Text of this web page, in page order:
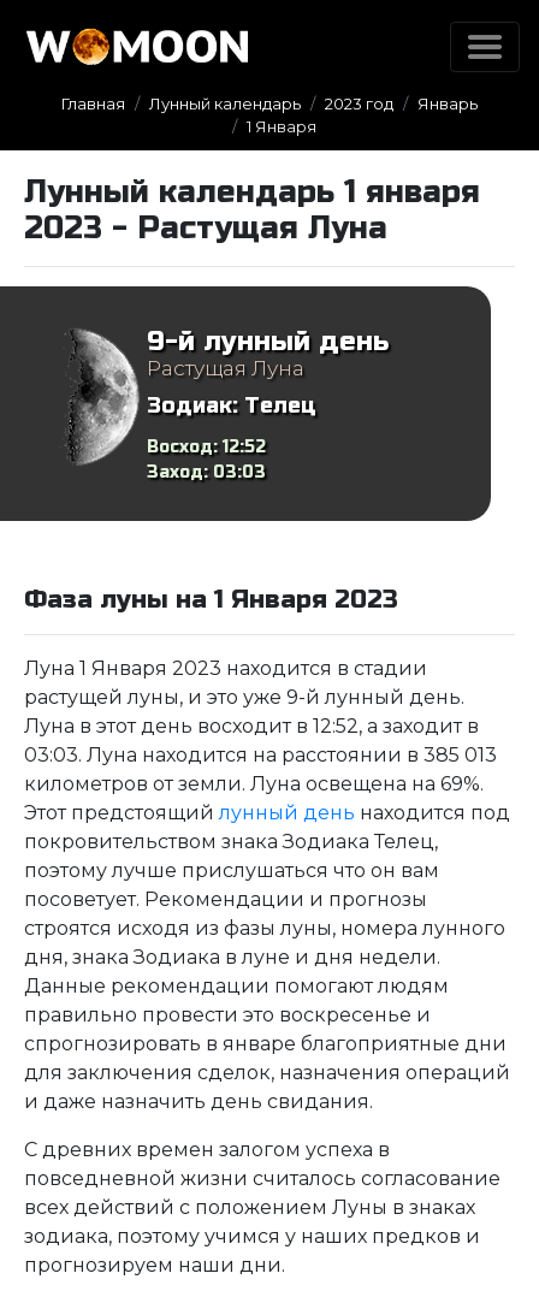
Главная Лунный календарь 2023 год
Январь
1 Января
Лунный календарь 1 января
2023 - Растущая Луна
9-й лунный день
Растущая Луна
Зодиак: Телец
Восход:12:52
Заход: 03:03
Фаза луны на 1 Января 2023
Луна 1 Января 2023 находится в стадии
растущей луны, и это уже 9-й лунный день.
Луна в этот день восходит в 12:52, а заходит в
03:03. Луна находится на расстоянии в 385 013
километров от земли. Луна освещена на 69%.
Этот предстоящийлунный день находится под
покровительством знака Зодиака Телец,
поэтому лучше прислушаться что он вам
посоветует. Рекомендации и прогнозы
строятся исходя из фазы луны, номера лунного
дня, знака Зодиака в луне и дня недели.
Данные рекомендации помогают людям
правильно провести это воскресенье и
спрогнозировать в январе благоприятные дни
для заключения сделок, назначения операций
и даже назначить день свидания.
С древних времен залогом успеха в
повседневной жизни считалось согласование
всех действий с положением Луны в знаках
зодиака, поэтому учимся у наших предков и
прогнозируем наши дни.